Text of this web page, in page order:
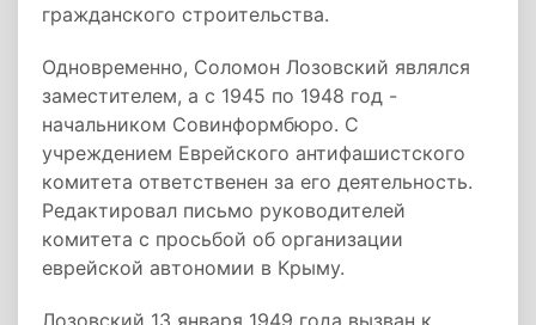
гражданского строительства.
Одновременно, Соломон Лозовский являлся
заместителем, а с 1945 по 1948 год -
начальником Совинформбюро. С
учреждением Еврейского антифашистского
комитета ответственен за его деятельность.
Редактировал письмо руководителей
комитета с просьбой об организации
еврейской автономии в Крыму.
Лозовский 13 января 1949 года вызван к